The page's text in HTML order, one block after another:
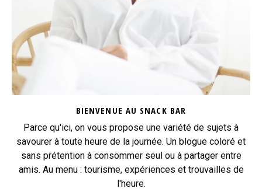
BIENVENUE AU SNACK BAR
Parce qu'ici, on vous propose une variété de sujets à
savourer à toute heure de la journée. Un blogue coloré et
sans prétention à consommer seul ou à partager entre
amis. Au menu : tourisme, expériences et trouvailles de
l'heure.